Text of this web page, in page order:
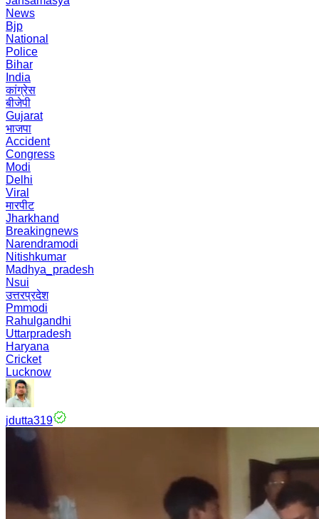
News
Bjp
National
Police
Bihar
India
कांग्रेस
बीजेपी
Gujarat
भाजपा
Accident
Congress
Modi
Delhi
Viral
मारपीट
Jharkhand
Breakingnews
Narendramodi
Nitishkumar
Madhya_pradesh
Nsui
उत्तरप्रदेश
Pmmodi
Rahulgandhi
Uttarpradesh
Haryana
Cricket
Lucknow
jdutta319